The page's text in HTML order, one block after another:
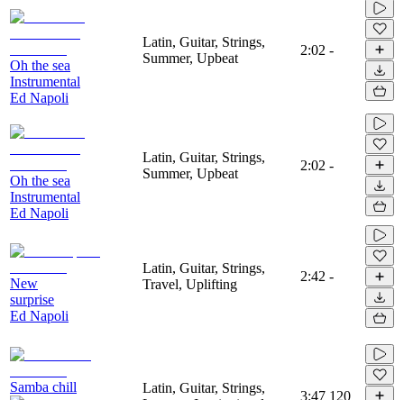
Oh the sea
Instrumental
Ed Napoli
Latin, Guitar, Strings,
Summer, Upbeat
2:02 -
Oh the sea
Instrumental
Ed Napoli
Latin, Guitar, Strings,
Summer, Upbeat
2:02 -
New
surprise
Ed Napoli
Latin, Guitar, Strings,
Travel, Uplifting
2:42 -
Samba chill
Latin, Guitar, Strings,
3:47 120